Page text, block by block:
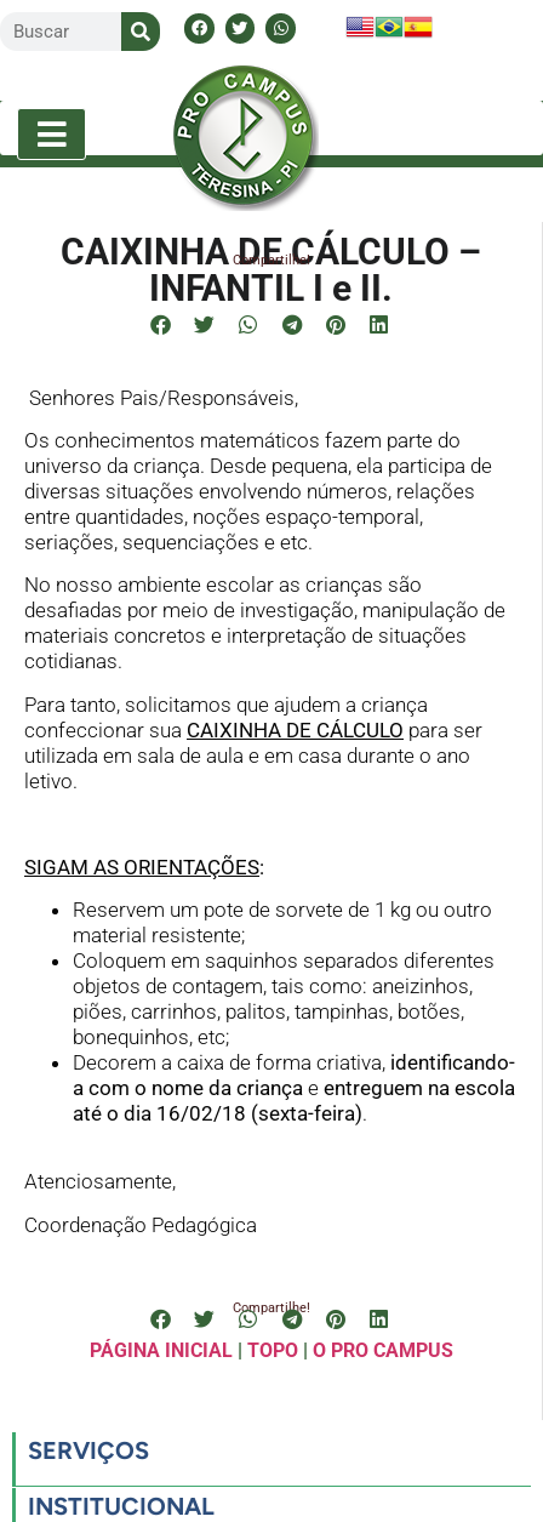
CAIXINHA DE CÁLCULO –
INFANTIL I e II.
Compartilhe!
Senhores Pais/Responsáveis,
Os conhecimentos matemáticos fazem parte do
universo da criança. Desde pequena, ela participa de
diversas situações envolvendo números, relações
entre quantidades, noções espaço-temporal,
seriações, sequenciações e etc.
No nosso ambiente escolar as crianças são
desafiadas por meio de investigação, manipulação de
materiais concretos e interpretação de situações
cotidianas.
Para tanto, solicitamos que ajudem a criança
confeccionar sua CAIXINHA DE CÁLCULO para ser
utilizada em sala de aula e em casa durante o ano
letivo.
SIGAM AS ORIENTAÇÕES:
Reservem um pote de sorvete de 1 kg ou outro
material resistente;
Coloquem em saquinhos separados diferentes
objetos de contagem, tais como: aneizinhos,
piões, carrinhos, palitos, tampinhas, botões,
bonequinhos, etc;
Decorem a caixa de forma criativa, identificando-
a com o nome da criança e entreguem na escola
até o dia 16/02/18 (sexta-feira).
Atenciosamente,
Coordenação Pedagógica
Compartilhe!
PÁGINA INICIAL| TOPO| O PRO CAMPUS
SERVIÇOS
INSTITUCIONAL